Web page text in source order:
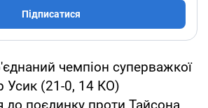
Підписатися
чемпіон суперважкої
Усик (21-0, 14 КО)
до поєдинку проти Тайсона